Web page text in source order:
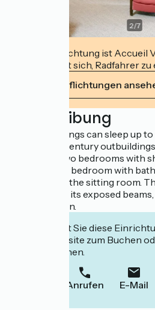
2/7
Diese Einrichtung ist Accueil
verpflichtet sich, Radfahrer zu
Ihre Verpflichtungen
Beschreibung
The outbuildings can sleep up
former 16th century
consists in two bedrooms with
bath, 1 double bedroom with
opened onto the sitting room.
pleasant with its exposed
interior design.
Interessiert Sie diese
deren Website zum Buchen
Informationen.
Anrufen E-Mail